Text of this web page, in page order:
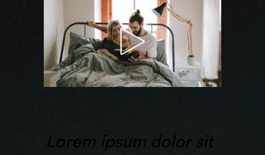
Lorem ipsum dolor sit